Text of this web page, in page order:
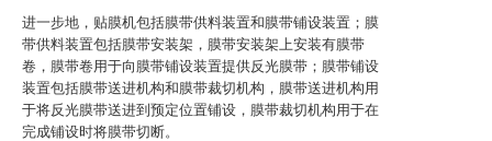
进一步地，贴膜机包括膜带供料装置和膜带铺设装置；膜
带供料装置包括膜带安装架，膜带安装架上安装有膜带
卷，膜带卷用于向膜带铺设装置提供反光膜带；膜带铺设
装置包括膜带送进机构和膜带裁切机构，膜带送进机构用
于将反光膜带送进到预定位置铺设，膜带裁切机构用于在
完成铺设时将膜带切断。